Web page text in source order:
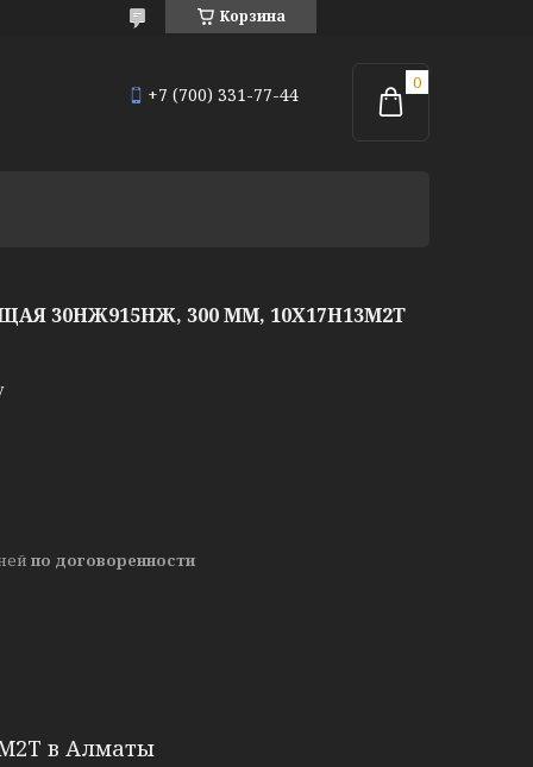
Корзина
+7 (700) 331-77-44
30НЖ915НЖ, 300 ММ, 10Х17Н13М2Т
по договоренности
в Алматы